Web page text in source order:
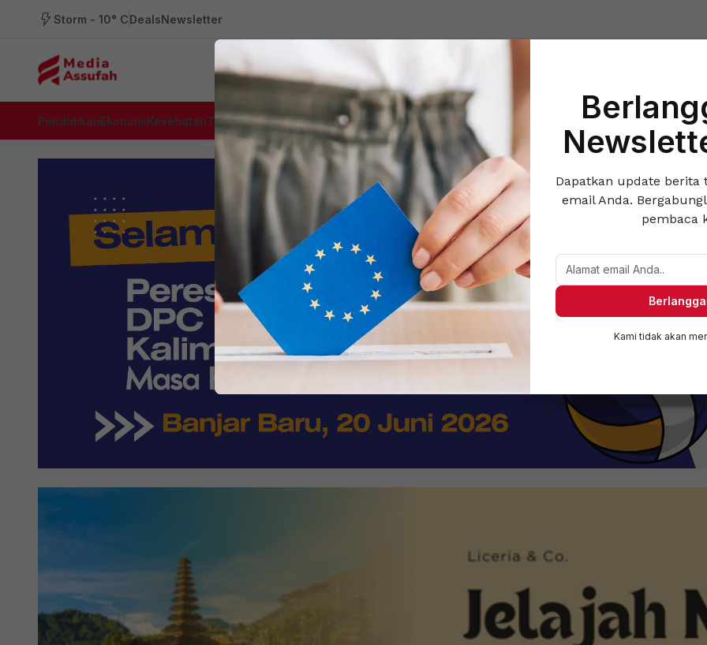
Dapatkan update berita
email Anda.
pembaca
Kami tidak akan
Storm - 10° CDealsNewsletter
Home
PendidikanEkonomiKesehatanTeknologiCeritaBudayaBerita Manca Negara Berita Nasional Berita Daerah SosokOpini